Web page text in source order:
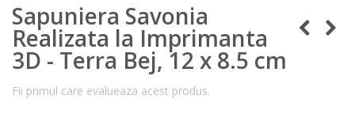
Sapuniera Savonia
Realizata la Imprimanta
3D - Terra Bej, 12 x 8.5 cm
Fii primul care evalueaza acest produs.